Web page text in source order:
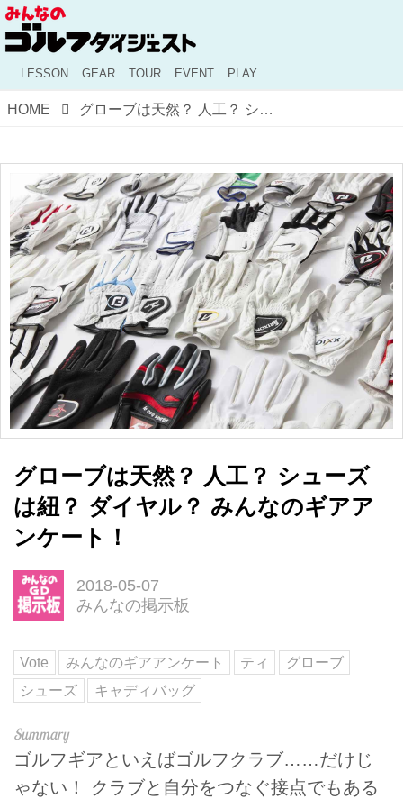
LESSON GEAR TOUR EVENT PLAY
HOME グローブは天然？ 人工？ シューズは紐？ ダイヤル？ みんなのギアアンケート！
グローブは天然？ 人工？ シューズ
は紐？ ダイヤル？ みんなのギアア
ンケート！
2018-05-07
みんなの掲示板
Vote みんなのギアアンケート ティ
グローブ
シューズ
キャディバッグ
ゴルフギアといえばゴルフクラブ……だけじ
ゃない！ クラブと自分をつなぐ接点でもある